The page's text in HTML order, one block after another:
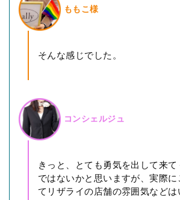
ももこ様
そんな感じでした。
コンシェルジュ
きっと、とても勇気を出して来
ではないかと思いますが、実際に
てリザライの店舗の雰囲気などは